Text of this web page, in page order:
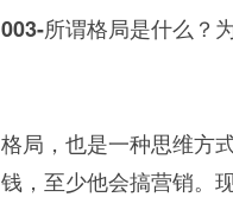
003-所谓格局是什么？
格局，也是一种思维方
钱，至少他会搞营销。